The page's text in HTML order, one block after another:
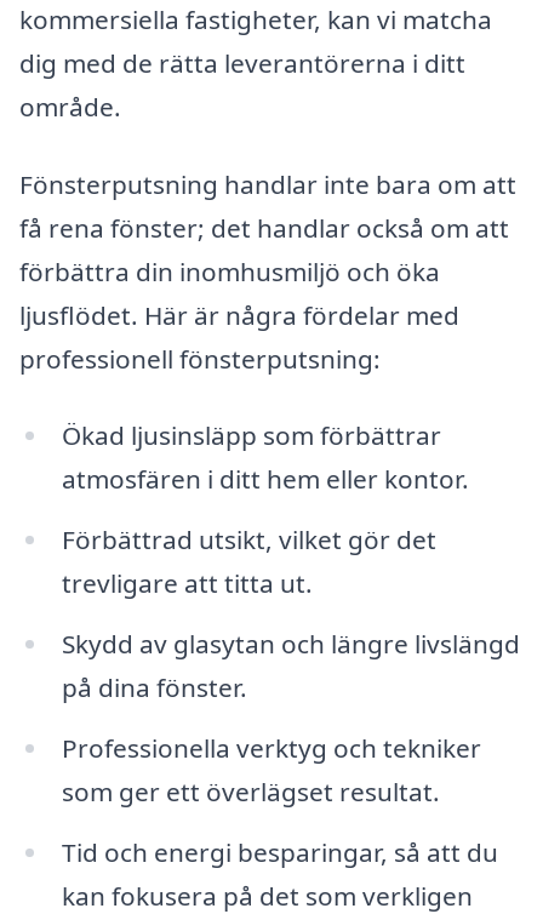
kommersiella fastigheter, kan vi matcha
dig med de rätta leverantörerna i ditt
område.
Fönsterputsning handlar inte bara om att
få rena fönster; det handlar också om att
förbättra din inomhusmiljö och öka
ljusflödet. Här är några fördelar med
professionell fönsterputsning:
Ökad ljusinsläpp som förbättrar
atmosfären i ditt hem eller kontor.
Förbättrad utsikt, vilket gör det
trevligare att titta ut.
Skydd av glasytan och längre livslängd
på dina fönster.
Professionella verktyg och tekniker
som ger ett överlägset resultat.
Tid och energi besparingar, så att du
kan fokusera på det som verkligen